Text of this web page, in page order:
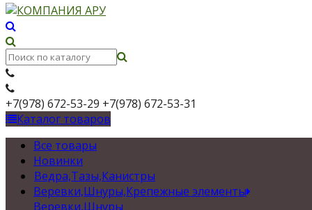
+7(978) 672-53-29 +7(978) 672-53-31
Каталог товаров
Все товары
Новинки
Ведра,Тазы,Канистры
Веревки,Шнуры,Крепежные элементы
Веревки,Шнуры